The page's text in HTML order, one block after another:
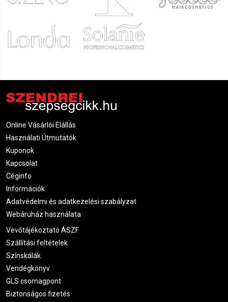
Online Vásárlói Elállás
Használati Útmutatók
Kuponok
Kapcsolat
Céginfo
Információk
Adatvédelmi és adatkezelési szabályzat
Webáruház használata
Vevőtájékoztató ÁSZF
Szállítási feltételek
Színskálák
Vendégkönyv
GLS csomagpont
Biztonságos fizetés